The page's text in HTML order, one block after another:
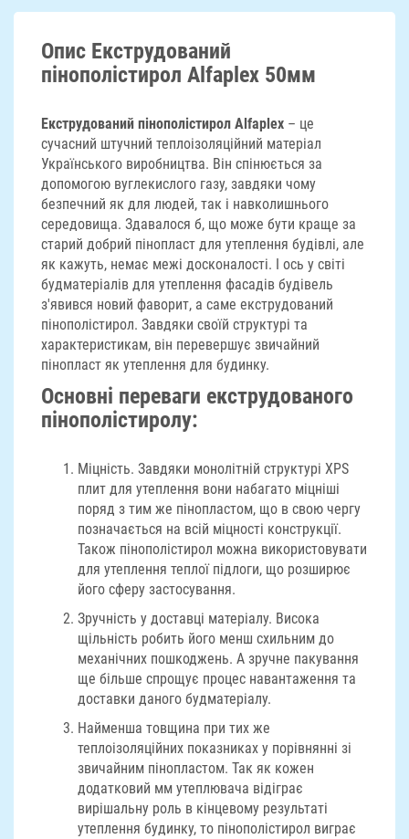
ДОСТАВКА
Опис Екструдований
пінополістирол Alfaplex 50мм
Екструдований пінополістирол Alfaplex – це
сучасний штучний теплоізоляційний матеріал
Українського виробництва. Він спінюється за
допомогою вуглекислого газу, завдяки чому
безпечний як для людей, так і навколишнього
середовища. Здавалося б, що може бути краще за
старий добрий пінопласт для утеплення будівлі, але
як кажуть, немає межі досконалості. І ось у світі
будматеріалів для утеплення фасадів будівель
з'явився новий фаворит, а саме екструдований
пінополістирол. Завдяки своїй структурі та
характеристикам, він перевершує звичайний
пінопласт як утеплення для будинку.
Основні переваги екструдованого
пінополістиролу:
Міцність. Завдяки монолітній структурі XPS
плит для утеплення вони набагато міцніші
поряд з тим же пінопластом, що в свою чергу
позначається на всій міцності конструкції.
Також пінополістирол можна використовувати
для утеплення теплої підлоги, що розширює
його сферу застосування.
Зручність у доставці матеріалу. Висока
щільність робить його менш схильним до
механічних пошкоджень. А зручне пакування
ще більше спрощує процес навантаження та
доставки даного будматеріалу.
Найменша товщина при тих же
теплоізоляційних показниках у порівнянні зі
звичайним пінопластом. Так як кожен
додатковий мм утеплювача відіграє
вирішальну роль в кінцевому результаті
утеплення будинку, то пінополістирол виграє